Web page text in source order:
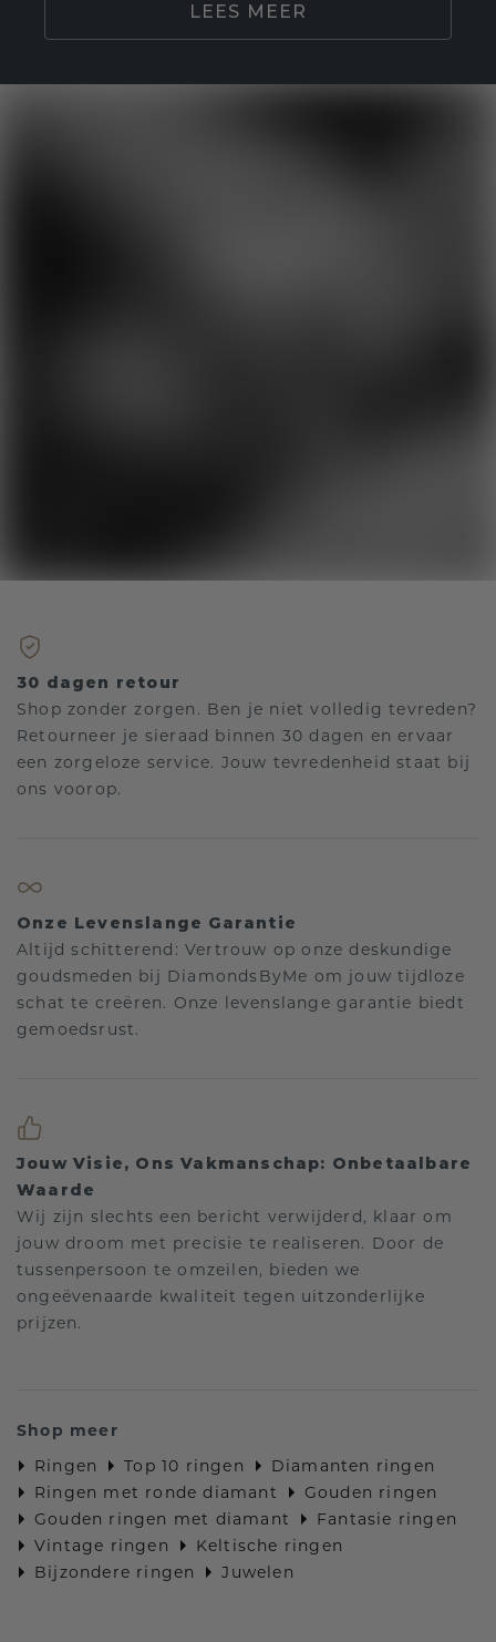
LEES MEER
30 dagen retour
Shop zonder zorgen. Ben je niet volledig tevreden?
Retourneer je sieraad binnen 30 dagen en ervaar
een zorgeloze service. Jouw tevredenheid staat bij
ons voorop.
Onze Levenslange Garantie
Altijd schitterend: Vertrouw op onze deskundige
goudsmeden bij DiamondsByMe om jouw tijdloze
schat te creëren. Onze levenslange garantie biedt
gemoedsrust.
Jouw Visie, Ons Vakmanschap: Onbetaalbare
Waarde
Wij zijn slechts een bericht verwijderd, klaar om
jouw droom met precisie te realiseren. Door de
tussenpersoon te omzeilen, bieden we
ongeëvenaarde kwaliteit tegen uitzonderlijke
prijzen.
Shop meer
Ringen
Top 10 ringen
Diamanten ringen
Ringen met ronde diamant
Gouden ringen
Gouden ringen met diamant
Fantasie ringen
Vintage ringen
Keltische ringen
Bijzondere ringen
Juwelen